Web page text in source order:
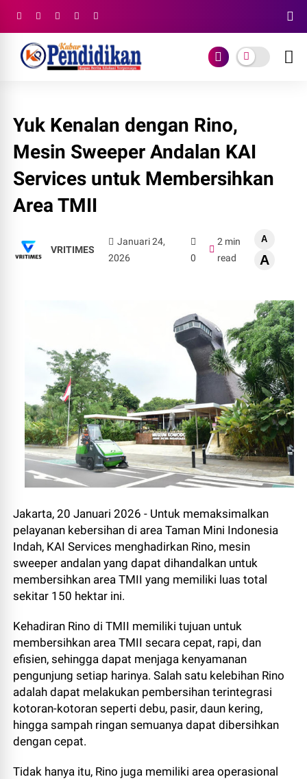
Yuk Kenalan dengan Rino,
Mesin Sweeper Andalan KAI
Services untuk Membersihkan
Area TMII
VRITIMES
Januari 24,
2026
0
2 min
read
A
A
Jakarta, 20 Januari 2026 - Untuk memaksimalkan
pelayanan kebersihan di area Taman Mini Indonesia
Indah, KAI Services menghadirkan Rino, mesin
sweeper andalan yang dapat dihandalkan untuk
membersihkan area TMII yang memiliki luas total
sekitar 150 hektar ini.
Kehadiran Rino di TMII memiliki tujuan untuk
membersihkan area TMII secara cepat, rapi, dan
efisien, sehingga dapat menjaga kenyamanan
pengunjung setiap harinya. Salah satu kelebihan Rino
adalah dapat melakukan pembersihan terintegrasi
kotoran-kotoran seperti debu, pasir, daun kering,
hingga sampah ringan semuanya dapat dibersihkan
dengan cepat.
Tidak hanya itu, Rino juga memiliki area operasional